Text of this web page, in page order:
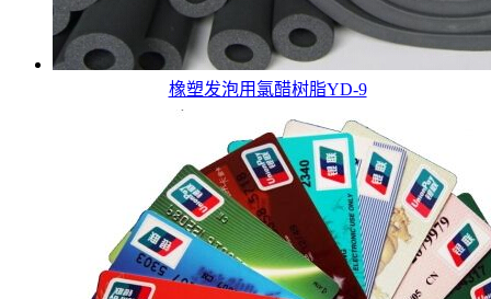
橡塑发泡用氯醋树脂YD-9